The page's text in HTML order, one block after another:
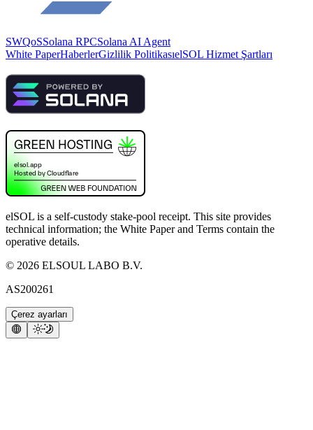
SWQoSSolana RPCSolana AI Agent
White PaperHaberlerGizlilik PolitikasıelSOL Hizmet Şartları
elSOL is a self-custody stake-pool receipt. This site provides
technical information; the White Paper and Terms contain the
operative details.
© 2026 ELSOUL LABO B.V.
AS200261
Çerez ayarları